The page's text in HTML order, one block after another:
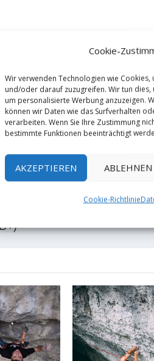
Cookie-
Wir verwenden Technologien wie
und/oder darauf zuzugreifen. Wir tun
um personalisierte Werbung anzuzeigen.
können wir Daten wie das Surfverhalten
verarbeiten. Wenn Sie Ihre Zustimmung
bestimmte Funktionen beeinträchtigt
AKZEPTIEREN ABLEHNEN
Cookie-Richtlinie
RATE: